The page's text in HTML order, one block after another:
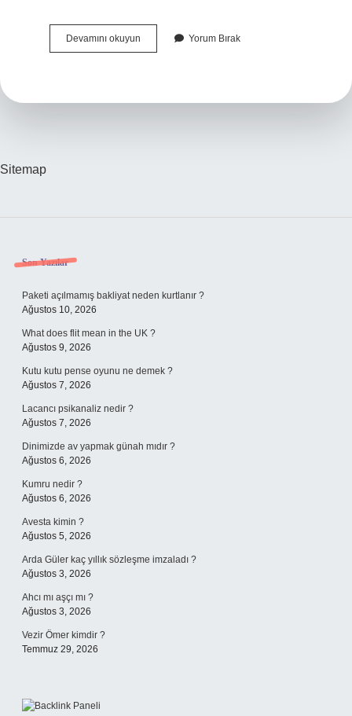
Devamını okuyun Kahvaltılık
7
Yorum Bırak
Sitemap
Sidebar
Son Yazılar
Paketi açılmamış bakliyat neden kurtlanır ?
Ağustos 10, 2026
What does flit mean in the UK ?
Ağustos 9, 2026
Kutu kutu pense oyunu ne demek ?
Ağustos 7, 2026
Lacancı psikanaliz nedir ?
Ağustos 7, 2026
Dinimizde av yapmak günah mıdır ?
Ağustos 6, 2026
Kumru nedir ?
Ağustos 6, 2026
Avesta kimin ?
Ağustos 5, 2026
Arda Güler kaç yıllık sözleşme imzaladı ?
Ağustos 3, 2026
Ahcı mı aşçı mı ?
Ağustos 3, 2026
Vezir Ömer kimdir ?
Temmuz 29, 2026